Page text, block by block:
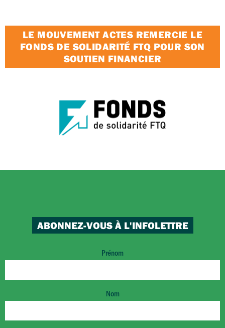
LE MOUVEMENT ACTES REMERCIE LE
FONDS DE SOLIDARITÉ FTQ POUR SON
SOUTIEN FINANCIER
ABONNEZ-VOUS À L'INFOLETTRE
Prénom
Nom